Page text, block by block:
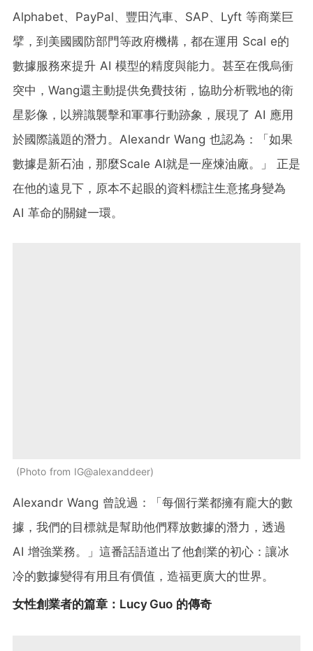
Alphabet、PayPal、豐田汽車、SAP、Lyft 等商業巨
擘，到美國國防部門等政府機構，都在運用 Scal e的
數據服務來提升 AI 模型的精度與能力。甚至在俄烏衝
突中，Wang還主動提供免費技術，協助分析戰地的衛
星影像，以辨識襲擊和軍事行動跡象，展現了 AI 應用
於國際議題的潛力。Alexandr Wang 也認為：「如果
數據是新石油，那麼Scale AI就是一座煉油廠。」 正是
在他的遠見下，原本不起眼的資料標註生意搖身變為
AI 革命的關鍵一環。
Photo from IG@alexanddeer
Alexandr Wang 曾說過：「每個行業都擁有龐大的數
據，我們的目標就是幫助他們釋放數據的潛力，透過
AI 增強業務。」這番話語道出了他創業的初心：讓冰
冷的數據變得有用且有價值，造福更廣大的世界。
女性創業者的篇章：Lucy Guo 的傳奇